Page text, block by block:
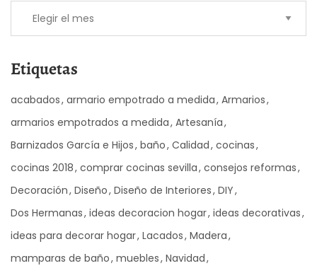
Etiquetas
acabados armario empotrado a medida Armarios
armarios empotrados a medida Artesanía
Barnizados García e Hijos baño Calidad cocinas
cocinas 2018 comprar cocinas sevilla consejos reformas
Decoración Diseño Diseño de Interiores DIY
Dos Hermanas ideas decoracion hogar ideas decorativas
ideas para decorar hogar Lacados Madera
mamparas de baño muebles Navidad